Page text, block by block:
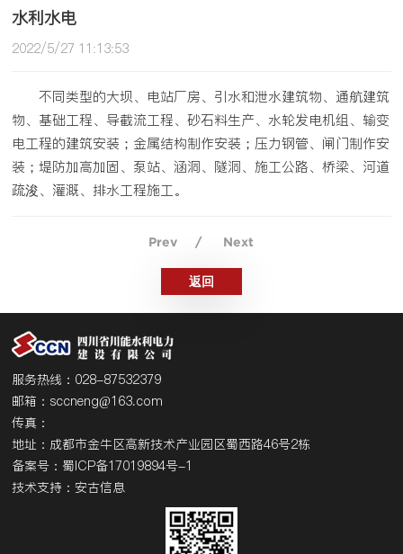
水利水电
2022/5/27 11:13:53
不同类型的大坝、电站厂房、引水和泄水建筑物、通航建筑
物、基础工程、导截流工程、砂石料生产、水轮发电机组、输变
电工程的建筑安装；金属结构制作安装；压力钢管、闸门制作安
装；堤防加高加固、泵站、涵洞、隧洞、施工公路、桥梁、河道
疏浚、灌溉、排水工程施工。
Prev / Next
返回
服务热线：028-87532379
邮箱：sccneng@163.com
传真：
地址：成都市金牛区高新技术产业园区蜀西路46号2栋
备案号： 蜀ICP备17019894号-1
技术支持：安古信息